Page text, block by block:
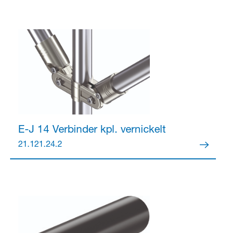
E-J 14 Verbinder kpl. vernickelt
21.121.24.2
Partner Login